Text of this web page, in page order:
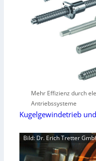
Mehr Effizienz durch
Antriebssysteme
Kugelgewindetrieb
Bild: Dr. Erich Tretter